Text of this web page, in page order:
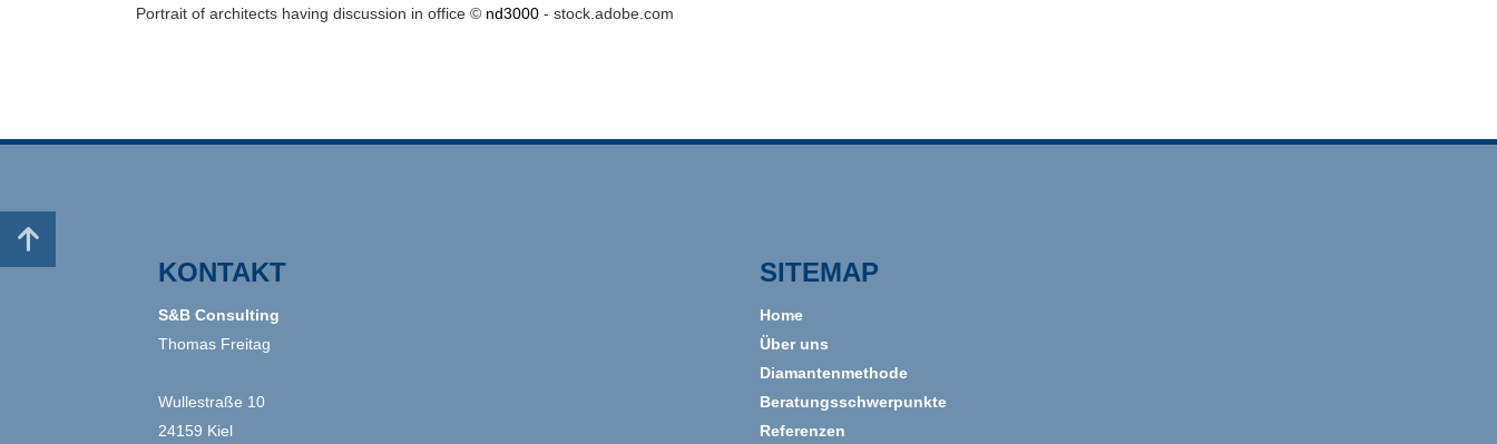
Portrait of architects having discussion in office © nd3000 - stock.adobe.com

KONTAKT
S&B Consulting
Thomas Freitag
Wullestraße 10
24159 Kiel
SITEMAP
Home
Über uns
Diamantenmethode
Beratungsschwerpunkte
Referenzen